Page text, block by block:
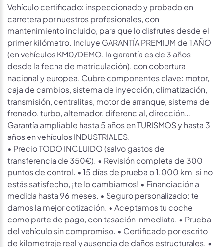
Vehículo certificado: inspeccionado y probado en
carretera por nuestros profesionales, con
mantenimiento incluido, para que lo disfrutes desde el
primer kilómetro. Incluye GARANTÍA PREMIUM de 1 AÑO
(en vehículos KM0/DEMO, la garantía es de 3 años
desde la fecha de matriculación), con cobertura
nacional y europea. Cubre componentes clave: motor,
caja de cambios, sistema de inyección, climatización,
transmisión, centralitas, motor de arranque, sistema de
frenado, turbo, alternador, diferencial, dirección…
Garantía ampliable hasta 5 años en TURISMOS y hasta 3
años en vehículos INDUSTRIALES.
• Precio TODO INCLUIDO (salvo gastos de
transferencia de 350€). • Revisión completa de 300
puntos de control. • 15 días de prueba o 1.000 km: si no
estás satisfecho, ¡te lo cambiamos! • Financiación a
medida hasta 96 meses. • Seguro personalizado: te
damos la mejor cotización. • Aceptamos tu coche
como parte de pago, con tasación inmediata. • Prueba
del vehículo sin compromiso. • Certificado por escrito
de kilometraje real y ausencia de daños estructurales. •